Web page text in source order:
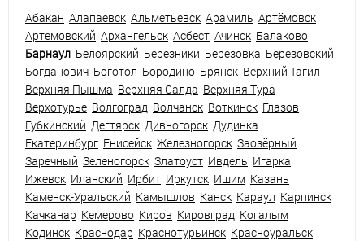
Абакан Алапаевск Альметьевск Арамиль Артёмовск
Артемовский Архангельск Асбест Ачинск Балаково
Барнаул Белоярский Березники Березовка Березовский
Богданович Боготол Бородино Брянск Верхний Тагил
Верхняя Пышма Верхняя Салда Верхняя Тура
Верхотурье Волгоград Волчанск Воткинск Глазов
Губкинский Дегтярск Дивногорск Дудинка
Екатеринбург Енисейск Железногорск Заозёрный
Заречный Зеленогорск Златоуст Ивдель Игарка
Ижевск Иланский Ирбит Иркутск Ишим Казань
Каменск-Уральский Камышлов Канск Караул Карпинск
Качканар Кемерово Киров Кировград Когалым
Кодинск Краснодар Краснотурьинск Красноуральск